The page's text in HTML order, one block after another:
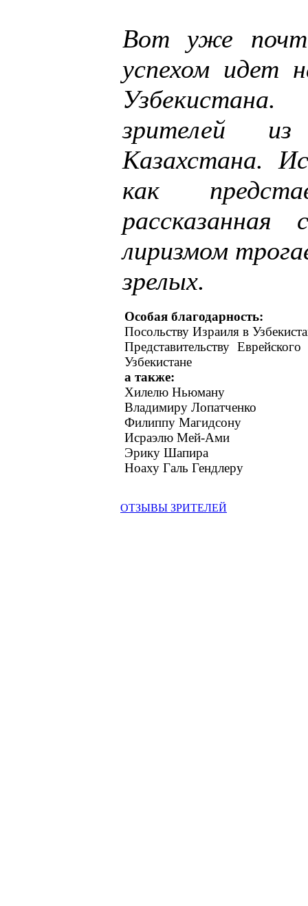
Вот уже
успехом идет
зрителей
Казахстана.
как
лиризмом
зрелых.
Особая благодарность:
Посольству Израиля в
Представительству
Узбекистане
а также:
Хилелю Ньюману
Владимиру Лопатченко
Филиппу Магидсону
Исраэлю Мей-Ами
Эрику Шапира
Ноаху Галь Гендлеру
ОТЗЫВЫ ЗРИТЕЛЕЙ